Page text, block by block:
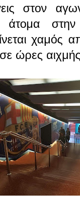
στον
στην
χαμός
σε ώρες